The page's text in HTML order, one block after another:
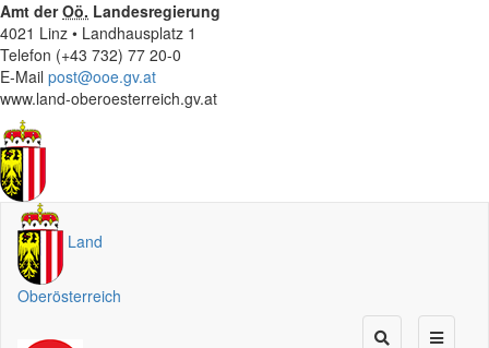
Amt derOö. Landesregierung
4021 Linz • Landhausplatz 1
Telefon (+43 732) 77 20-0
E-Mail post@ooe.gv.at
www.land-oberoesterreich.gv.at
Land
Oberösterreich